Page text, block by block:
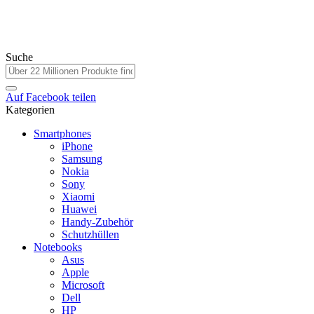
Suche
AufFacebook teilen
Kategorien
Smartphones
iPhone
Samsung
Nokia
Sony
Xiaomi
Huawei
Handy-Zubehör
Schutzhüllen
Notebooks
Asus
Apple
Microsoft
Dell
HP